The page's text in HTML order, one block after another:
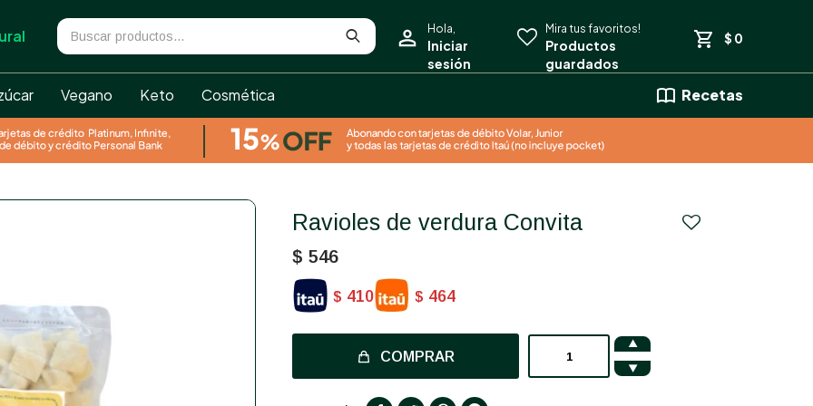
Vegano Keto Cosmética Recetas
$ 0
Ravioles de verdura Convita
$ 546
$ 410 $ 464
COMPRAR

